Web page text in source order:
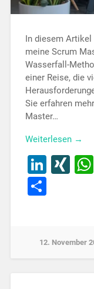
In diesem
meine Scrum
Wasserfall-
einer Reise, die
Sie erfahren
Master…
Weiterlesen →
Teilen
12. November